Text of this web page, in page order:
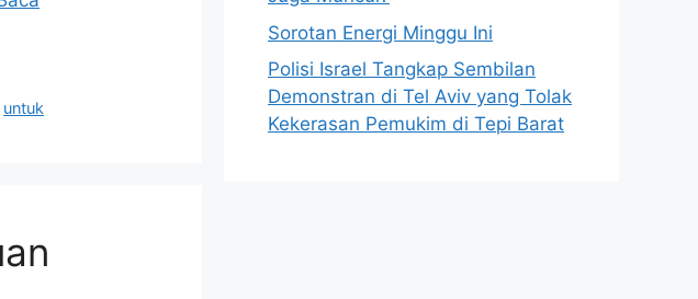
untuk
Sorotan Energi Minggu Ini
Polisi Israel Tangkap Sembilan
Demonstran di Tel Aviv yang Tolak
Kekerasan Pemukim di Tepi Barat